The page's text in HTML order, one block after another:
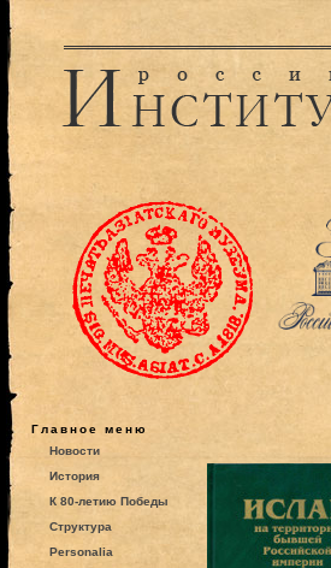
Главное меню
Новости
История
К 80-летию Победы
Структура
Personalia